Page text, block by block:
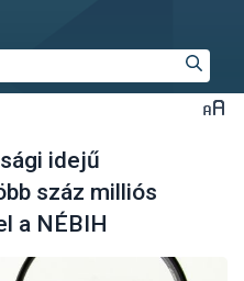
idejű
száz milliós
a NÉBIH